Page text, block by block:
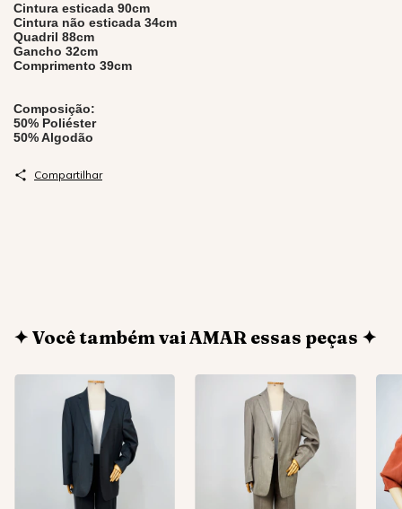
Cintura esticada 90cm
Cintura não esticada 34cm
Quadril 88cm
Gancho 32cm
Comprimento 39cm
Composição:
50% Poliéster
50% Algodão
Compartilhar
✦ Você também vai AMAR essas peças ✦